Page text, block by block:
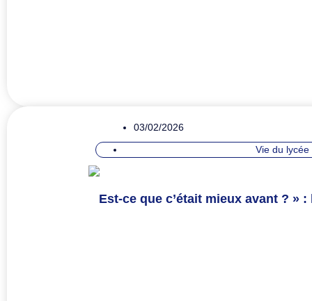
03/02/2026
Vie du lycée
Est-ce que c’était mieux avant ? »